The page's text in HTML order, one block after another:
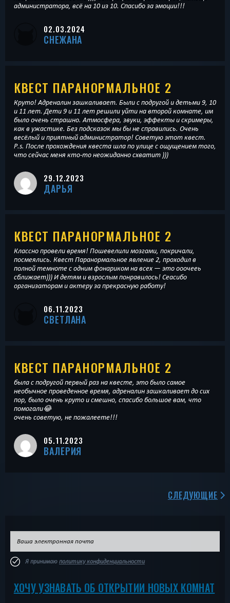
администратора, всё на 10 из 10. Спасибо за эмоции!!!
02.03.2024
СНЕЖАНА
КВЕСТ ПАРАНОРМАЛЬНОЕ 2
Круто! Адреналин зашкаливает. Были с подругой и детьми 9, 10
и 11 лет. Дети 9 и 11 лет решили уйти на второй комнате, им
было очень страшно. Атмосфера, звуки, эффекты и скримеры,
как в ужастике. Без подсказок мы бы не справились. Очень
весёлый и приятный администратор! Советую этот квест.
P.s. После прохождения квеста шла по улице с ощущением того,
что сейчас меня кто-то неожиданно схватит )))
29.12.2023
ДАРЬЯ
КВЕСТ ПАРАНОРМАЛЬНОЕ 2
Классно провели время! Пошевелили мозгами, покричали,
посмеялись. Квест Паранормальное явление 2, проходил в
полной темноте с одним фонариком на всех — это ооочееь
сближает))) И детям и взрослым понравилось! Сеасибо
организаторам и актеру за прекрасную работу!
06.11.2023
СВЕТЛАНА
КВЕСТ ПАРАНОРМАЛЬНОЕ 2
была с подругой первый раз на квесте, это было самое
необычное проведенное время, адреналин зашкаливает до сих
пор, было очень круто и смешно, спасибо большое вам, что
помогали😂
очень советую, не пожалеете!!!
05.11.2023
ВАЛЕРИЯ
СЛЕДУЮЩИЕ
Я принимаю политику конфиденциальности
ХОЧУ УЗНАВАТЬ ОБ ОТКРЫТИИ НОВЫХ КОМНАТ